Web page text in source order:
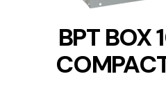
BPT BOX